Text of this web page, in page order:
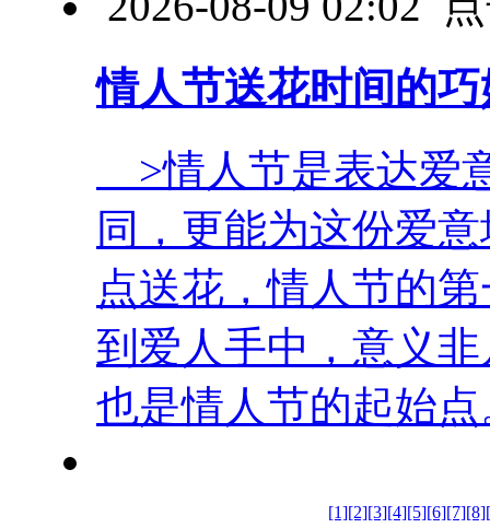
情人节送花时间的
>情人节是表达爱
同，更能为这份爱
点送花，情人节的
到爱人手中，意义
也是情人节的起始
[1][2][3][4][5][6][7][8]